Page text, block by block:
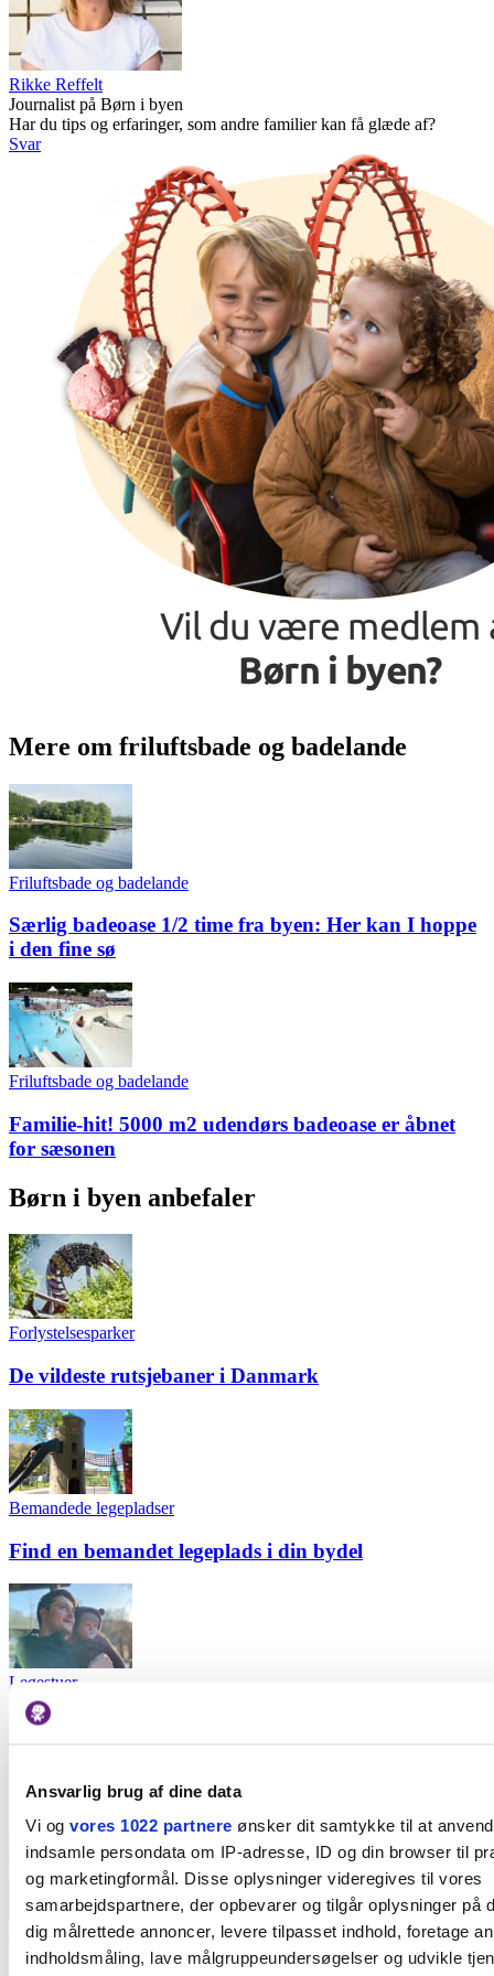
Ansvarlig brug af dine data
Vi og vores 1022 partnere ønsker dit samtykke til at
indsamle persondata om IP-adresse, ID og din browser til
og marketingformål. Disse oplysninger videregives til vores
samarbejdspartnere, der opbevarer og tilgår oplysninger på
dig målrettede annoncer, levere tilpasset indhold, foretage
indholdsmåling, lave målgruppeundersøgelser og udvikle
Rikke Reffelt
Journalist på Børn i byen
Har du tips og erfaringer, som andre familier kan få glæde af?
Svar
Mere om friluftsbade og badelande
Friluftsbade og badelande
Særlig badeoase 1/2 time fra byen: Her kan I hoppe
i den fine sø
Friluftsbade og badelande
Familie-hit! 5000 m2 udendørs badeoase er åbnet
for sæsonen
Børn i byen anbefaler
Forlystelsesparker
De vildeste rutsjebaner i Danmark
Bemandede legepladser
Find en bemandet legeplads i din bydel
Legestuer
Far på barsel: Aktiviteter og fællesskaber for fædre i
Seneste på Børn i byen
Annonce